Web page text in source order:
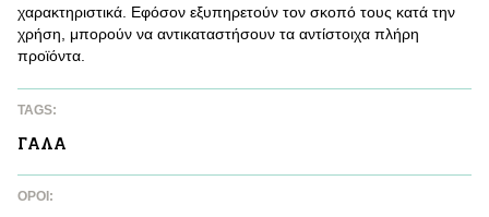
χαρακτηριστικά. Εφόσον εξυπηρετούν τον σκοπό τους κατά την
χρήση, μπορούν να αντικαταστήσουν τα αντίστοιχα πλήρη
προϊόντα.
TAGS:
ΓAΛΑ
ΌΡΟΙ: